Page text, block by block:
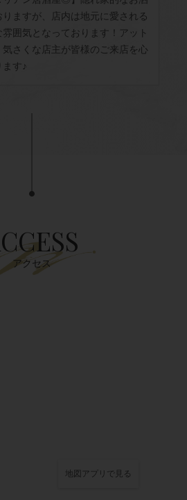
ますが、店内は地元に愛される
囲気となっております！アット
さくな店主が皆様のご来店を心
す♪
アクセス
地図アプリで見る